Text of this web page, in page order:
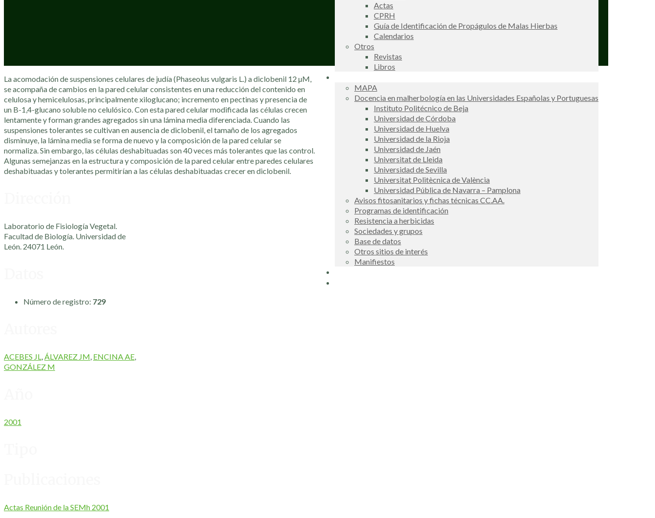
Actas
CPRH
Guía de Identificación de Propágulos de Malas Hierbas
Calendarios
Otros
Revistas
Libros
MAPA
Docencia en malherbología en las Universidades Españolas y Portuguesas
Instituto Politécnico de Beja
Universidad de Córdoba
Universidad de Huelva
Universidad de la Rioja
Universidad de Jaén
Universitat de Lleida
Universidad de Sevilla
Universitat Politècnica de València
Universidad Pública de Navarra – Pamplona
Avisos fitosanitarios y fichas técnicas CC.AA.
Programas de identificación
Resistencia a herbicidas
Sociedades y grupos
Base de datos
Otros sitios de interés
Manifiestos
La acomodación de suspensiones celulares de judía (Phaseolus vulgaris L.) a diclobenil 12 µM,
se acompaña de cambios en la pared celular consistentes en una reducción del contenido en
celulosa y hemicelulosas, principalmente xiloglucano; incremento en pectinas y presencia de
un B-1,4-glucano soluble no celulósico. Con esta pared celular modificada las células crecen
lentamente y forman grandes agregados sin una lámina media diferenciada. Cuando las
suspensiones tolerantes se cultivan en ausencia de diclobenil, el tamaño de los agregados
disminuye, la lámina media se forma de nuevo y la composición de la pared celular se
normaliza. Sin embargo, las células deshabituadas son 40 veces más tolerantes que las control.
Algunas semejanzas en la estructura y composición de la pared celular entre paredes celulares
deshabituadas y tolerantes permitirían a las células deshabituadas crecer en diclobenil.
Laboratorio de Fisiología Vegetal.
Facultad de Biología. Universidad de
León. 24071 León.
Número de registro: 729
ACEBES JL ÁLVAREZ JM ENCINA AE
GONZÁLEZ M
2001
Actas Reunión de la SEMh 2001